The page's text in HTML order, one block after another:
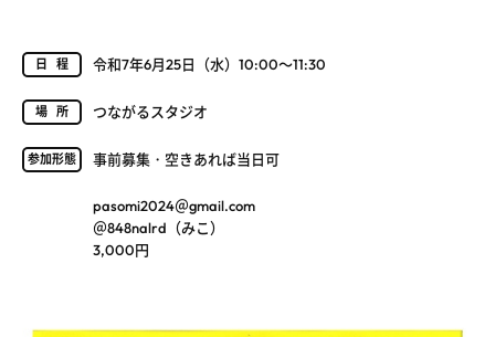
日程 令和7年6月25日（水）10:00～11:30
場所 つながるスタジオ
参加形態 事前募集・空きあれば当日可
pasomi2024＠gmail.com
＠848nalrd（みこ）
3,000円